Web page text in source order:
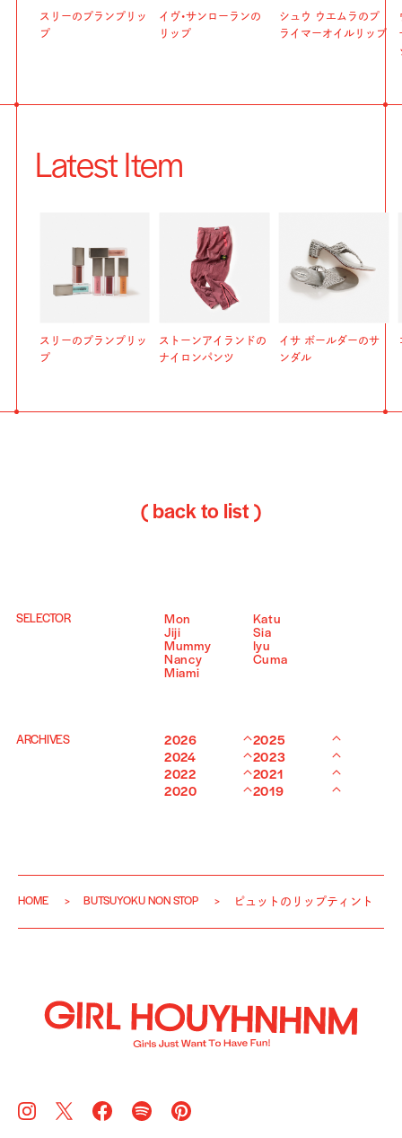
スリーのプランプリッ
プ
イヴ・サンローランの
リップ
シュウ ウエムラのプ
ライマーオイルリップ
Latest Item
スリーのプランプリッ
プ
ストーンアイランドの
ナイロンパンツ
イサ ボールダーのサ
ンダル
( back to list )
SELECTOR Mon
Katu
Jiji
Sia
Mummy
Iyu
Nancy
Cuma
Miami
ARCHIVES 2026
2025
2024
2023
2022
2021
2020
2019
HOME BUTSUYOKU NON STOP ピュットのリップティント